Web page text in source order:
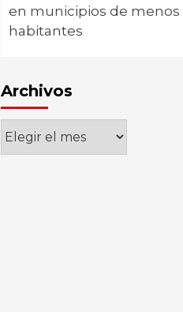
en municipios de menos
habitantes
Archivos
Archivos